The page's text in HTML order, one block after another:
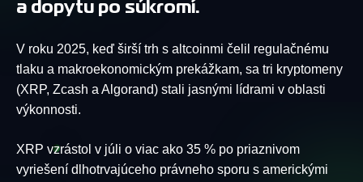
a dopytu po súkromí.
V roku 2025, keď širší trh s altcoinmi čelil regulačnému
tlaku a makroekonomickým prekážkam, sa tri kryptomeny
(XRP, Zcash a Algorand) stali jasnými lídrami v oblasti
výkonnosti.
XRP vzrástol v júli o viac ako 35 % po priaznivom
vyriešení dlhotrvajúceho právneho sporu s americkými